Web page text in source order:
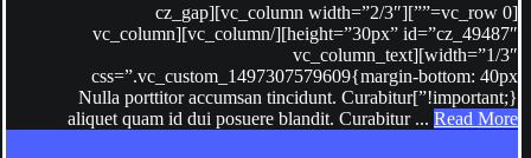
[vc_row 0=””][vc_column width=”2/3″][cz_gap
height=”30px” id=”cz_49487″][/vc_column][vc_column
width=”1/3″][vc_column_text
css=”.vc_custom_1497307579609{margin-bottom: 40px
!important;}”]Nulla porttitor accumsan tincidunt. Curabitur
aliquet quam id dui posuere blandit. Curabitur ... Read More